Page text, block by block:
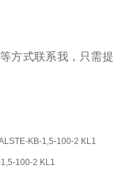
方式联系我，只需
KB-1,5-100-2 KL1
100-2 KL1